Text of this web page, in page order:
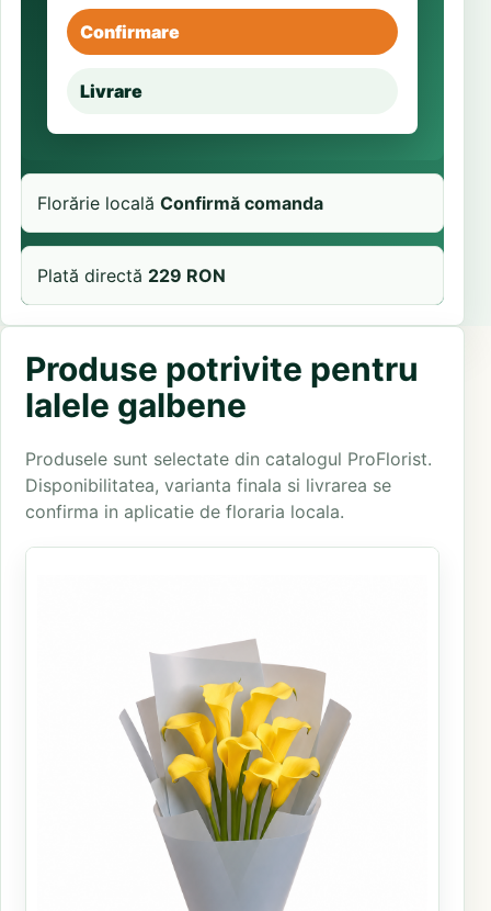
Confirmare
Livrare
Florărie locală Confirmă comanda
Plată directă 229 RON
Produse potrivite pentru
lalele galbene
Produsele sunt selectate din catalogul ProFlorist.
Disponibilitatea, varianta finala si livrarea se
confirma in aplicatie de floraria locala.